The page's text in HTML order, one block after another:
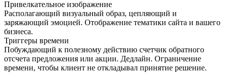
Привелкательное изображение
Располагающий визуальный образ, цепляющий и
заряжающий эмоцией. Отображение тематики сайта и вашего
бизнеса.
Триггеры времени
Побуждающий к полезному действию счетчик обратного
отсчета предложения или акции. Дедлайн. Ограничение
времени, чтобы клиент не откладывал принятие решение.